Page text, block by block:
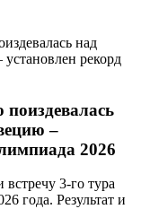
над
рекорд
–
2026
3-го тура
года. Результат и